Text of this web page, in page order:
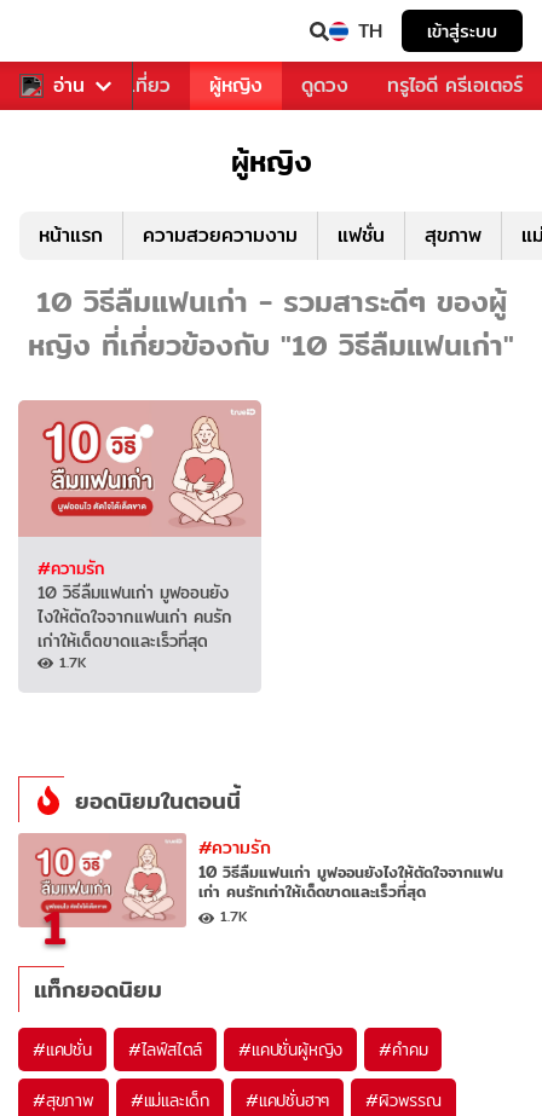
TH เข้าสู่ระบบ
อ่าน
อาหาร ท่องเที่ยว ผู้หญิง ดูดวง ทรูไอดี ครีเอเตอร์
ผู้หญิง
หน้าแรก ความสวยความงาม แฟชั่น สุขภาพ แ
10 วิธีลืมแฟนเก่า - รวมสาระดีๆ ของผู้
หญิง ที่เกี่ยวข้องกับ "10 วิธีลืมแฟนเก่า"
#ความรัก
10 วิธีลืมแฟนเก่า มูฟออนยัง
ไงให้ตัดใจจากแฟนเก่า คนรัก
เก่าให้เด็ดขาดและเร็วที่สุด
1.7K
ยอดนิยมในตอนนี้
1
#ความรัก
10 วิธีลืมแฟนเก่า มูฟออนยังไงให้ตัดใจจากแฟน
เก่า คนรักเก่าให้เด็ดขาดและเร็วที่สุด
1.7K
แท็กยอดนิยม
#แคปชั่น #ไลฟ์สไตล์ #แคปชั่นผู้หญิง #คำคม
#สุขภาพ #แม่และเด็ก #แคปชั่นฮาๆ #ผิวพรรณ